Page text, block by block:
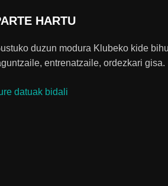
HARTU
duzun modura Klubeko kide
entrenatzaile, ordezkari gisa.
datuak bidali